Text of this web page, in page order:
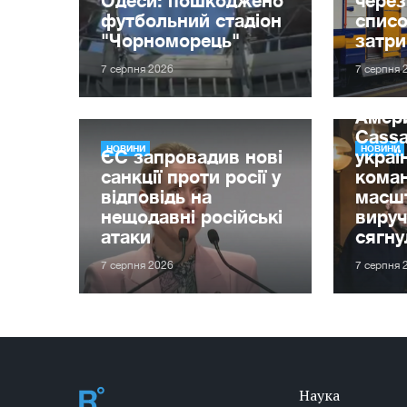
футбольний стадіон
"Чорноморець"
7 серпня 2026 7 серпня
НОВИНИ
ЄС запровадив нові
санкції проти росії у
відповідь на
нещодавні російські
атаки
7 серпня 2026
НОВИНИ
7 серпня
Наука